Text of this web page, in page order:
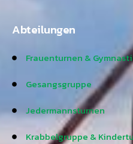
Abteilungen
Frauenturnen &
Gesangsgruppe
Jedermannsturnen
Krabbelgruppe &